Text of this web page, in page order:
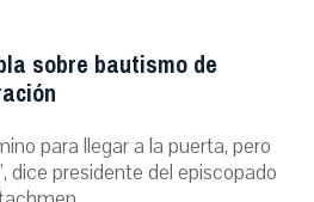
sobre bautismo de
para llegar a la puerta, pero
dice presidente del episcopado